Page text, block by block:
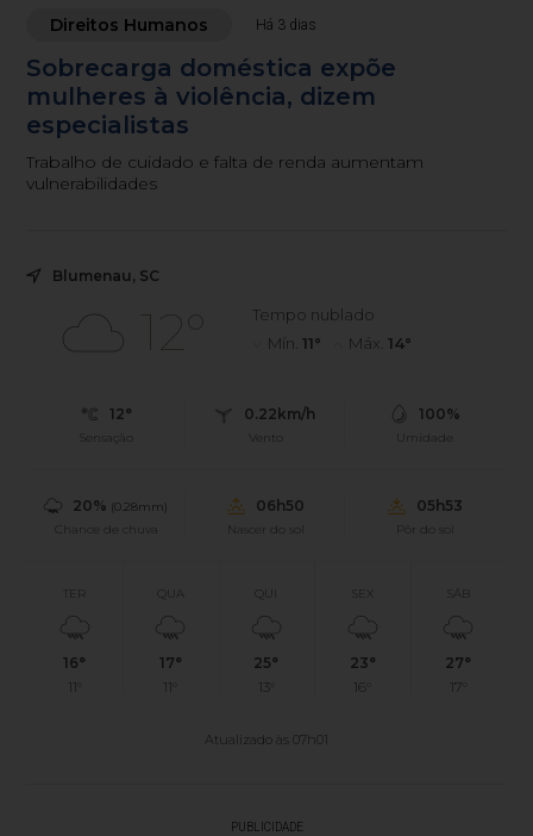
Direitos Humanos Há 3 dias
Sobrecarga doméstica expõe
mulheres à violência, dizem
especialistas
Trabalho de cuidado e falta de renda aumentam
vulnerabilidades
Blumenau, SC
12°
Tempo nublado
Mín. 11° Máx. 14°
12°
Sensação
0.22km/h
Vento
100%
Umidade
20% (0.28mm)
Chance de chuva
06h50
Nascer do sol
05h53
Pôr do sol
TER
16°
11°
QUA
17°
11°
25°
13°
SEX
23°
16°
SÁB
27°
17°
Atualizado às 07h01
PUBLICIDADE